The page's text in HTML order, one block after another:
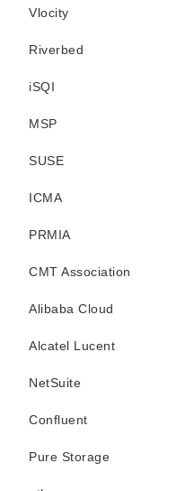
Vlocity
Riverbed
iSQI
MSP
SUSE
ICMA
PRMIA
CMT Association
Alibaba Cloud
Alcatel Lucent
NetSuite
Confluent
Pure Storage